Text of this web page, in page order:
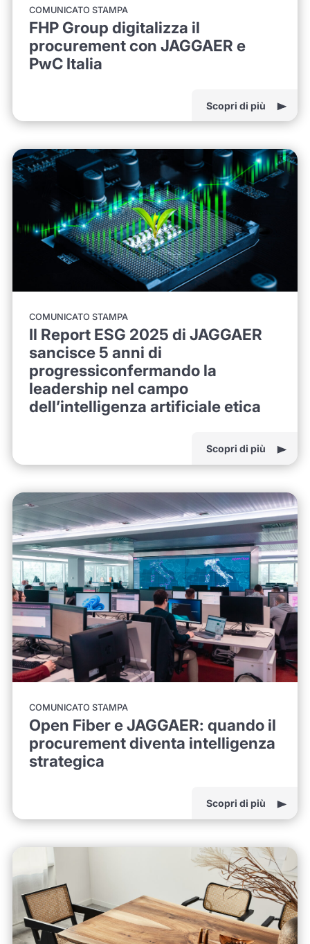
COMUNICATO STAMPA
FHP Group digitalizza il
procurement con JAGGAER e
PwC Italia
Scopri di più
COMUNICATO STAMPA
Il Report ESG 2025 di JAGGAER
sancisce 5 anni di
progressiconfermando la
leadership nel campo
dell’intelligenza artificiale etica
Scopri di più
COMUNICATO STAMPA
Open Fiber e JAGGAER: quando il
procurement diventa intelligenza
strategica
Scopri di più